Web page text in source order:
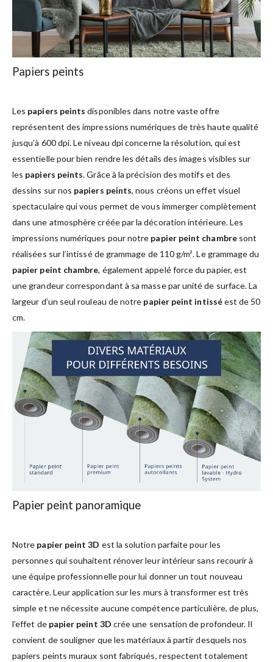
Papiers peints
Les papiers peints disponibles dans notre vaste offre
représentent des impressions numériques de très haute qualité
jusqu’à 600 dpi. Le niveau dpi concerne la résolution, qui est
essentielle pour bien rendre les détails des images visibles sur
les papiers peints. Grâce à la précision des motifs et des
dessins sur nos papiers peints, nous créons un effet visuel
spectaculaire qui vous permet de vous immerger complètement
dans une atmosphère créée par la décoration intérieure. Les
impressions numériques pour notre papier peint chambresont
réalisées sur l’intissé de grammage de 110 g/m². Le grammage du
papier peint chambre, également appelé force du papier, est
une grandeur correspondant à sa masse par unité de surface. La
largeur d’un seul rouleau de notre papier peint intisséest de 50
cm.
Papier peint panoramique
Notre papier peint 3D est la solution parfaite pour les
personnes qui souhaitent rénover leur intérieur sans recourir à
une équipe professionnelle pour lui donner un tout nouveau
caractère. Leur application sur les murs à transformer est très
simple et ne nécessite aucune compétence particulière, de plus,
l’effet de papier peint 3D crée une sensation de profondeur. Il
convient de souligner que les matériaux à partir desquels nos
papiers peints muraux sont fabriqués, respectent totalement